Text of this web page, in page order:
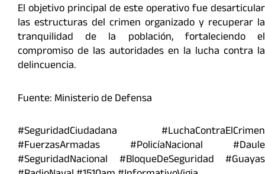
El objetivo principal de este operativo fue desarticular
las estructuras del crimen organizado y recuperar la
tranquilidad de la población, fortaleciendo el
compromiso de las autoridades en la lucha contra la
delincuencia.
Fuente: Ministerio de Defensa
#SeguridadCiudadana #LuchaContraElCrimen
#FuerzasArmadas #PolicíaNacional #Daule
#SeguridadNacional #BloqueDeSeguridad #Guayas